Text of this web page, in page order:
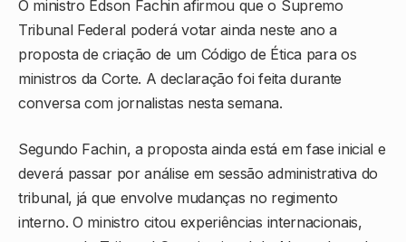
O ministro Edson Fachin afirmou que o Supremo
Tribunal Federal poderá votar ainda neste ano a
proposta de criação de um Código de Ética para os
ministros da Corte. A declaração foi feita durante
conversa com jornalistas nesta semana.
Segundo Fachin, a proposta ainda está em fase inicial e
deverá passar por análise em sessão administrativa do
tribunal, já que envolve mudanças no regimento
interno. O ministro citou experiências internacionais,